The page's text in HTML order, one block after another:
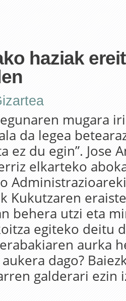
haziak
mugara
da legea
ez du egin”. Jose
elkarteko
Kukutzaren
behera utzi eta
egiteko deitu
aurka
dago?
galderari ezin